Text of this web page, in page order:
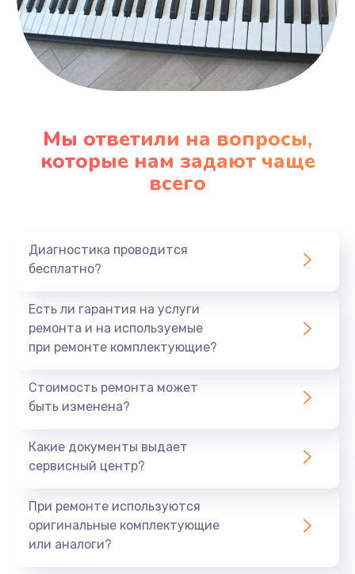
Мы ответили на вопросы,
которые нам задают чаще
всего
Диагностика проводится
бесплатно?
Есть ли гарантия на услуги
ремонта и на используемые
при ремонте комплектующие?
Стоимость ремонта может
быть изменена?
Какие документы выдает
сервисный центр?
При ремонте используются
оригинальные комплектующие
или аналоги?